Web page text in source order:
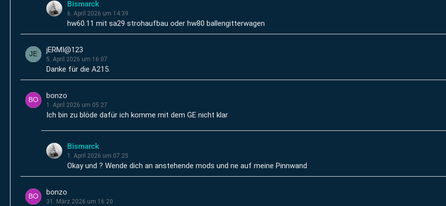
Bismarck
6. April 2026 um 14:39
hw60.11 mit sa29 strohaufbau oder hw80 ballengitterwagen
jERMI@123
5. April 2026 um 16:07
Danke für die A215.
bonzo
1. April 2026 um 05:27
Ich bin zu blöde dafür ich komme mit dem GE nicht klar
Bismarck
1. April 2026 um 07:25
Okay und ? Wende dich an anstehende mods und ne auf meine Pinnwand
bonzo
31. März 2026 um 16:20